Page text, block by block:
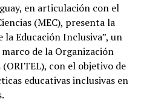
en articulación con el
(MEC), presenta la
Educación Inclusiva”, un
de la Organización
con el objetivo de
educativas inclusivas en